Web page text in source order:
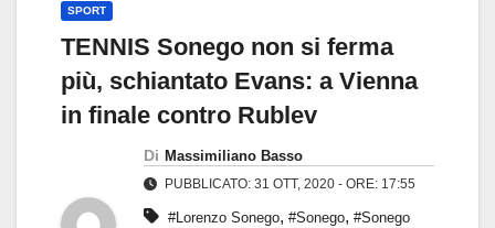
SPORT
TENNIS Sonego non si ferma
più, schiantato Evans: a Vienna
in finale contro Rublev
Di Massimiliano Basso
PUBBLICATO: 31 OTT, 2020 - ORE: 17:55
#Lorenzo Sonego, #Sonego, #Sonego